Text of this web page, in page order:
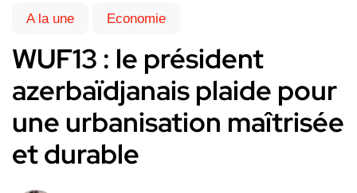
A la une Economie
WUF13 : le président
azerbaïdjanais plaide pour
une urbanisation maîtrisée
et durable